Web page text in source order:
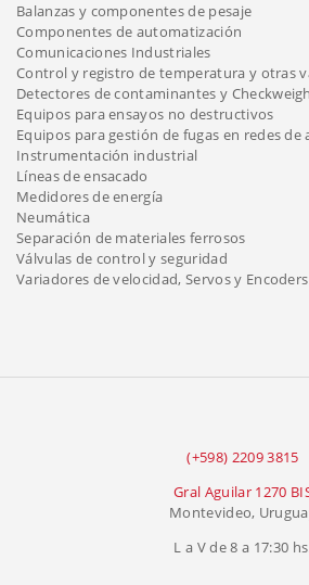
Balanzas y componentes de pesaje
Componentes de automatización
Comunicaciones Industriales
Control y registro de temperatura y otras
Detectores de contaminantes y
Equipos para ensayos no destructivos
Equipos para gestión de fugas en redes de
Instrumentación industrial
Líneas de ensacado
Medidores de energía
Neumática
Separación de materiales ferrosos
Válvulas de control y seguridad
Variadores de velocidad, Servos y Encoders
(+598) 2209 3815
Gral Aguilar 1270
Montevideo,
L a V de 8 a 17:30